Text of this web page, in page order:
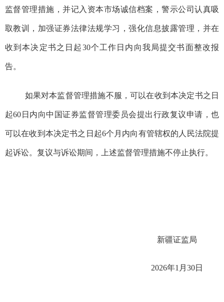
监督管理措施，并记入资本市场诚信档案 ，警示公司认真吸
取教训，加强证券法律法规学习，强化信息披露管理，并在
收到本决定书之日起30个工作日内向我局提交书面整改报
告。
如果对本监督管理措施不服，可以在收到本决定书之日
起60 日内向中国证券监督管理委员会提出行政复议申请，也
可以在收到本决定书之日起6个月内向有管辖权的人民法院提
起诉讼。复议与诉讼期间，上述监督管理措施不停止执行。
新疆证监局
2026年1月30日